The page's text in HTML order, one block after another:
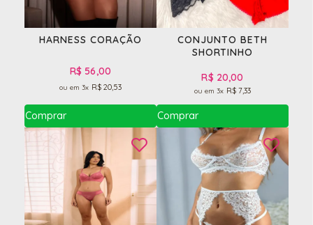
HARNESS CORAÇÃO
R$ 56,00
3x R$ 20,53
CONJUNTO BETH
SHORTINHO
R$ 20,00
3x R$ 7,33